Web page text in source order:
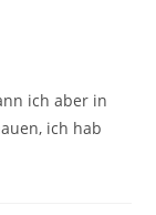
ich aber in
ich hab